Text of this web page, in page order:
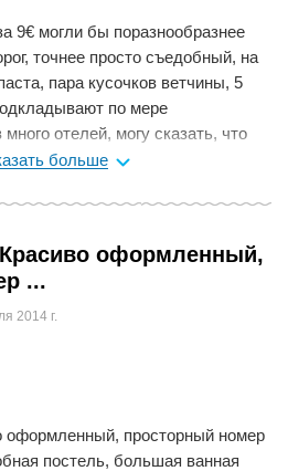
9€ могли бы поразнообразнее
точнее просто съедобный, на
пара кусочков ветчины, 5
по мере
отелей, могу сказать, что
а также, если путешествуете
они специально так кормят в
прекрасное расположение,
вид из окна на главную
больше
оформленный,
...
2014 г.
оформленный, просторный номер
постель, большая ванная